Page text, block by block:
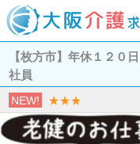
【枚方市】年休１２０
社員
NEW! ★★★